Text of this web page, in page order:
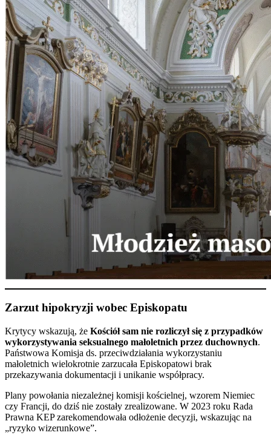
Zarzut hipokryzji wobec Episkopatu
Krytycy wskazują, że Kościół sam nie rozliczył się z przypadków
wykorzystywania seksualnego małoletnich przez duchownych.
Państwowa Komisja ds. przeciwdziałania wykorzystaniu
małoletnich wielokrotnie zarzucała Episkopatowi brak
przekazywania dokumentacji i unikanie współpracy.
Plany powołania niezależnej komisji kościelnej, wzorem Niemiec
czy Francji, do dziś nie zostały zrealizowane. W 2023 roku Rada
Prawna KEP zarekomendowała odłożenie decyzji, wskazując na
„ryzyko wizerunkowe”.